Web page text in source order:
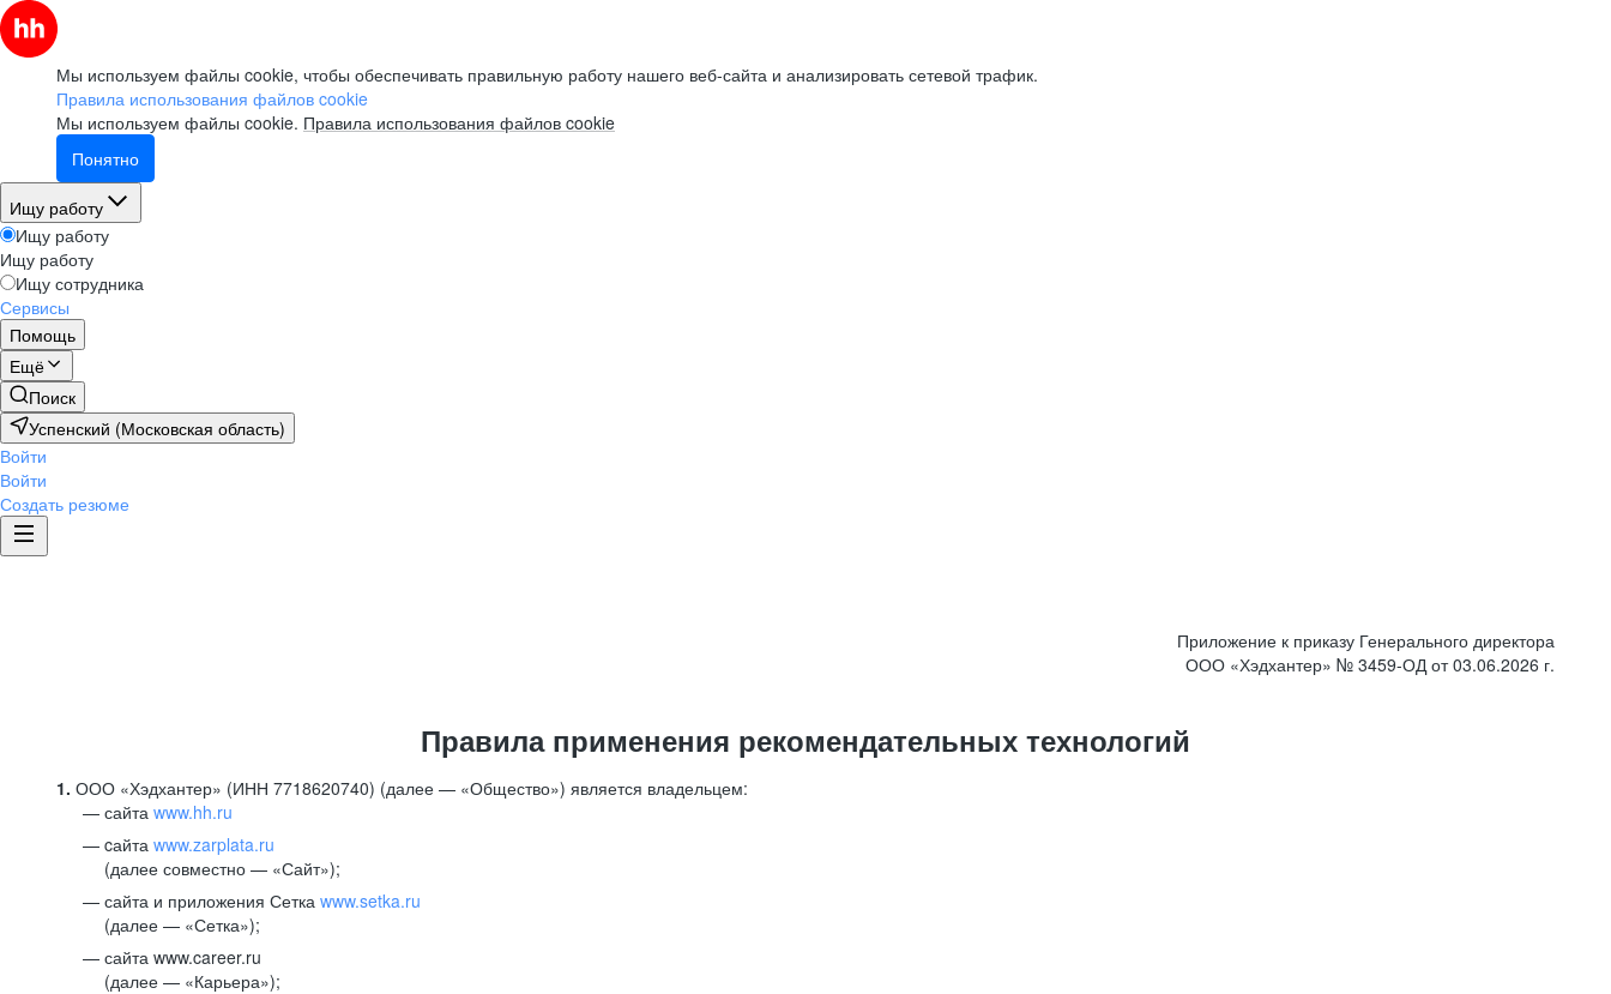
Мы используем файлы cookie, чтобы обеспечивать правильную работу нашего веб-сайта и анализировать сетевой трафик.
Правила использования файлов cookie
Мы используем файлы cookie. Правила использования файлов cookie
Понятно
Ищу работу
Ищу работу
Ищу работу
Ищу сотрудника
Сервисы
Помощь
Ещё
Поиск
Успенский (Московская область)
Войти
Войти
Создать резюме
Приложение к приказу Генерального директора
ООО «Хэдхантер» № 3459-ОД от 03.06.2026 г.
Правила применения рекомендательных технологий
1. ООО «Хэдхантер» (ИНН 7718620740) (далее — «Общество») является владельцем:
сайта www.hh.ru
cайта www.zarplata.ru
(далее совместно — «Сайт»);
сайта и приложения Сетка www.setka.ru
(далее — «Сетка»);
сайта www.career.ru
(далее — «Карьера»);